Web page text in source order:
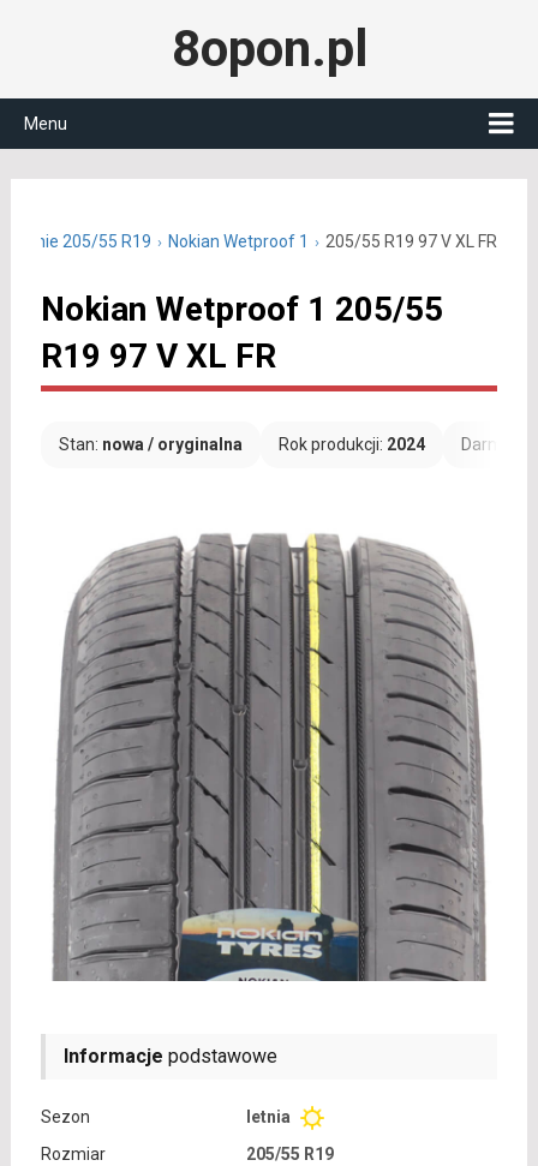
8opon.pl
Menu
letnie 205/55 R19 Nokian Wetproof 1 205/55 R19 97 V XL FR
Nokian Wetproof 1 205/55
R19 97 V XL FR
Stan: nowa / oryginalna Rok produkcji: 2024
Informacje podstawowe
Sezon
letnia
Rozmiar
205/55 R19